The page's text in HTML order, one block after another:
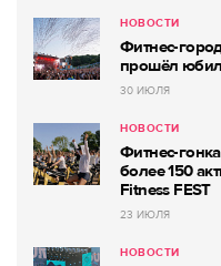
НОВОСТИ
Фитнес-
прошёл
30 ИЮЛЯ
НОВОСТИ
Фитнес-
более 150
Fitness FEST
23 ИЮЛЯ
НОВОСТИ